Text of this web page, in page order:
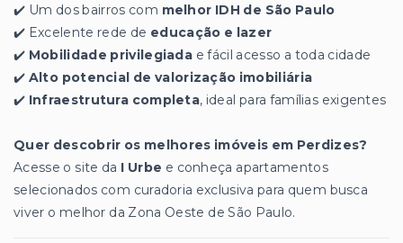
✔️ Um dos bairros com melhor IDH de São Paulo
✔️ Excelente rede de educação e lazer
✔️ Mobilidade privilegiada e fácil acesso a toda cidade
✔️ Alto potencial de valorização imobiliária
✔️ Infraestrutura completa, ideal para famílias exigentes
Quer descobrir os melhores imóveis em Perdizes?
Acesse o site da I Urbe e conheça apartamentos
selecionados com curadoria exclusiva para quem busca
viver o melhor da Zona Oeste de São Paulo.